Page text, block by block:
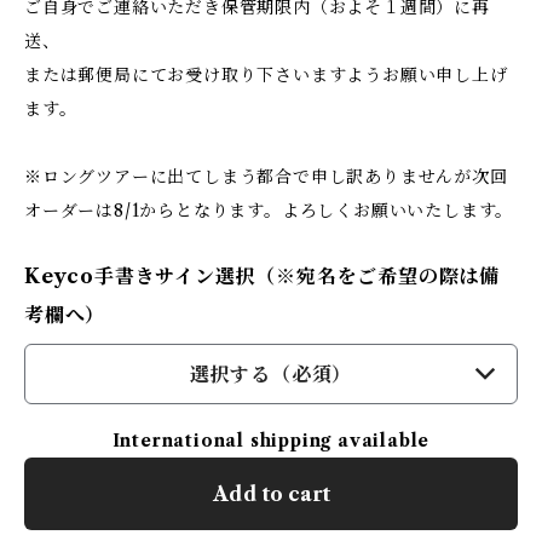
ご自身でご連絡いただき保管期限内（およそ１週間）に再
送、
または郵便局にてお受け取り下さいますようお願い申し上げ
ます。
※ロングツアーに出てしまう都合で申し訳ありませんが次回
オーダーは8/1からとなります。よろしくお願いいたします。
Keyco手書きサイン選択（※宛名をご希望の際は備
考欄へ）
選択する（必須）
International shipping available
Add to cart